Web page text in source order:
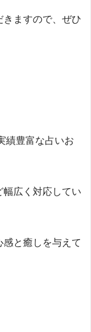
きますので、ぜひ
績豊富な占いお
幅広く対応してい
と癒しを与えて